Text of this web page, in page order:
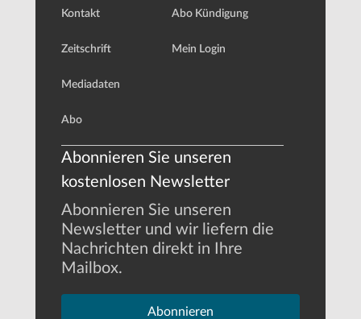
Kontakt
Zeitschrift
Mediadaten
Abo
Abo Kündigung
Mein Login
Abonnieren Sie unseren
kostenlosen Newsletter
Abonnieren Sie unseren
Newsletter und wir liefern die
Nachrichten direkt in Ihre
Mailbox.
Abonnieren